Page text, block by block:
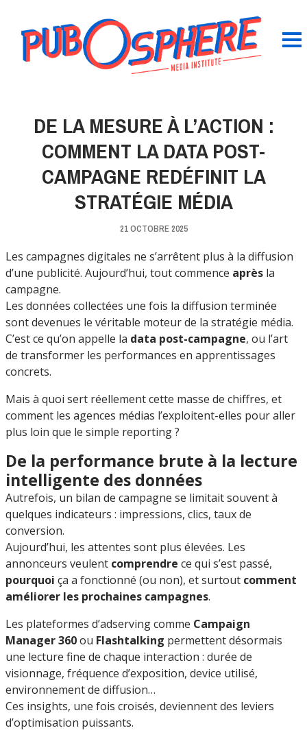
DE LA MESURE À L’ACTION :
COMMENT LA DATA POST-
CAMPAGNE REDÉFINIT LA
STRATÉGIE MÉDIA
21 OCTOBRE 2025
Les campagnes digitales ne s’arrêtent plus à la diffusion
d’une publicité. Aujourd’hui, tout commence après la
campagne.
Les données collectées une fois la diffusion terminée
sont devenues le véritable moteur de la stratégie média.
C’est ce qu’on appelle la data post-campagne, ou l’art
de transformer les performances en apprentissages
concrets.
Mais à quoi sert réellement cette masse de chiffres, et
comment les agences médias l’exploitent-elles pour aller
plus loin que le simple reporting ?
De la performance brute à la lecture
intelligente des données
Autrefois, un bilan de campagne se limitait souvent à
quelques indicateurs : impressions, clics, taux de
conversion.
Aujourd’hui, les attentes sont plus élevées. Les
annonceurs veulent comprendre ce qui s’est passé,
pourquoi ça a fonctionné (ou non), et surtout comment
améliorer les prochaines campagnes.
Les plateformes d’adserving comme Campaign
Manager 360ou Flashtalking permettent désormais
une lecture fine de chaque interaction : durée de
visionnage, fréquence d’exposition, device utilisé,
environnement de diffusion…
Ces insights, une fois croisés, deviennent des leviers
d’optimisation puissants.